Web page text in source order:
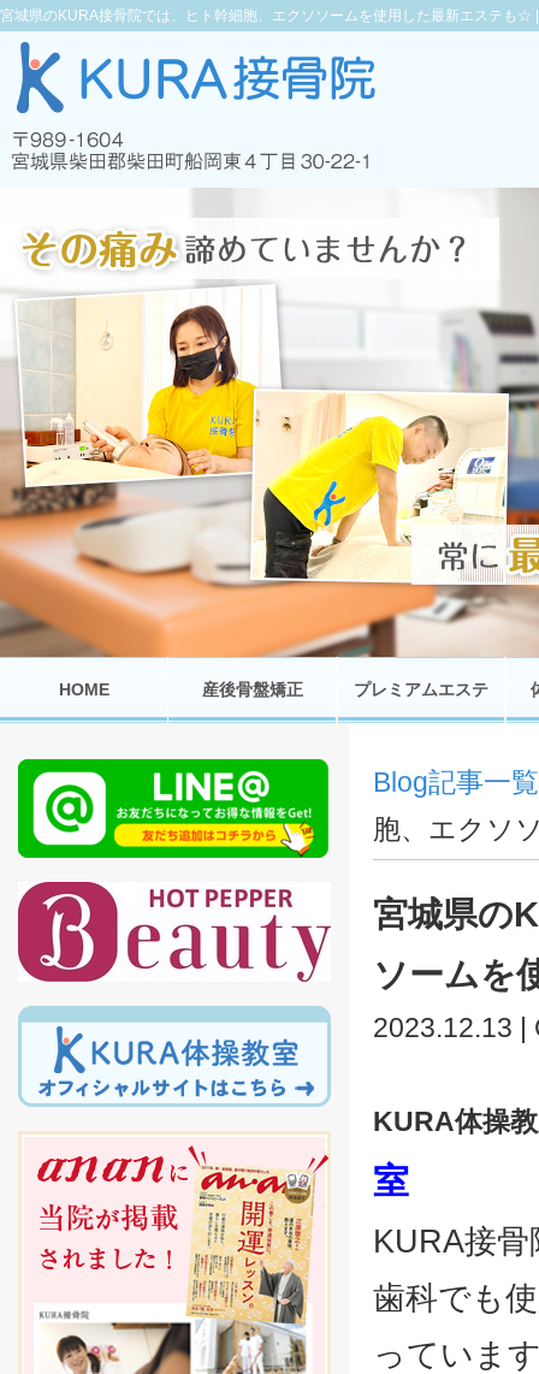
宮城県のKURA接骨院では、ヒト幹細胞、エクソソームを使用した最新エステも☆
HOME 産後骨盤矯正 プレミアムエステ
Blog記事一覧
胞、エクソ
宮城県の
ソームを
2023.12.13
KURA体操
室
KURA接
歯科でも
っていま